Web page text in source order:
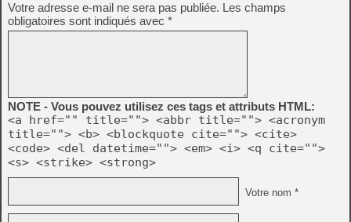
Votre adresse e-mail ne sera pas publiée. Les champs
obligatoires sont indiqués avec *
NOTE - Vous pouvez utilisez ces tags et attributs HTML:
<a href="" title=""> <abbr title=""> <acronym
title=""> <b> <blockquote cite=""> <cite>
<code> <del datetime=""> <em> <i> <q cite="">
<s> <strike> <strong>
Votre nom *